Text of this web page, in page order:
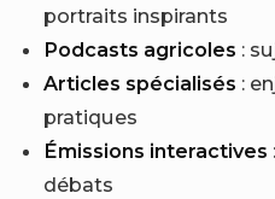
portraits inspirants
Podcasts agricoles :
Articles spécialisés :
pratiques
Émissions interactives
débats